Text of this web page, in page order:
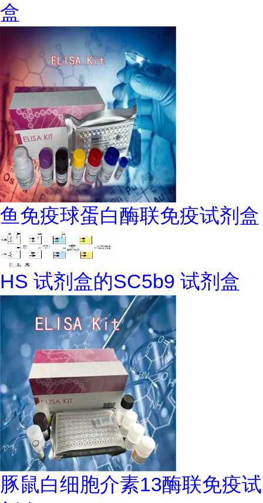
盒
鱼免疫球蛋白酶联免疫试剂盒
HS 试剂盒的SC5b9 试剂盒
豚鼠白细胞介素13酶联免疫试